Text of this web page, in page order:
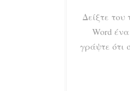
Δείξτε του
Word
γράψτε ότι